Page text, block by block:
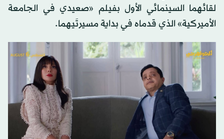
لقائهما السينمائي الأول بفيلم «صعيدي في الجامعة
الأميركية» الذي قدماه في بداية مسيرتَيهما.